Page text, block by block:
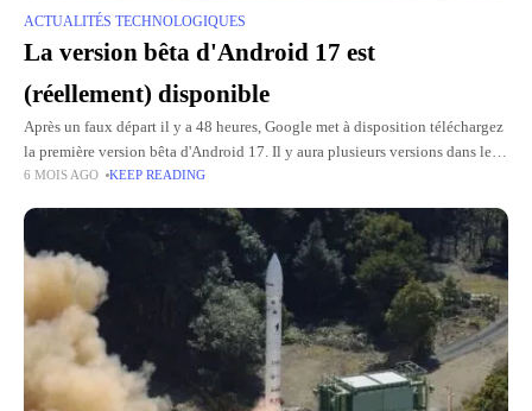
ACTUALITÉS TECHNOLOGIQUES
La version bêta d'Android 17 est
(réellement) disponible
Après un faux départ il y a 48 heures, Google met à disposition téléchargez
la première version bêta d'Android 17. Il y aura plusieurs versions dans les
mois à venir,
6 MOIS AGO KEEP READING